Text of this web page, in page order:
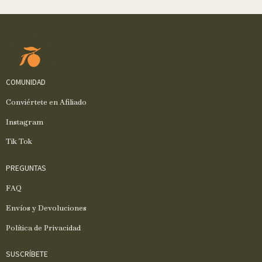
COMUNIDAD
Conviértete en Afiliado
Instagram
Tik Tok
PREGUNTAS
FAQ
Envíos y Devoluciones
Política de Privacidad
SUSCRÍBETE